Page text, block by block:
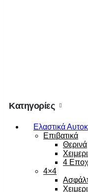
Κατηγορίες
Ελαστικά
Επιβατικά
Θερινά
4
4×4